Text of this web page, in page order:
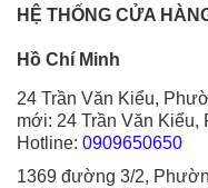
HỆ THỐNG CỬA
Hồ Chí Minh
24 Trần Văn Kiểu,
mới: 24 Trần Văn Kiểu,
Hotline: 0909650650
1369 đường 3/2,